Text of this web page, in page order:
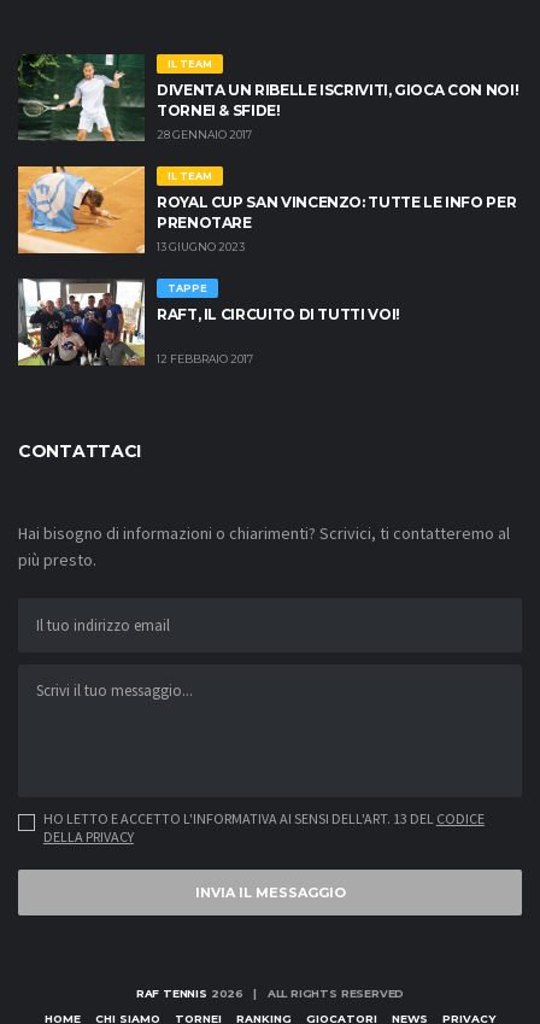
IL TEAM
DIVENTA UN RIBELLE ISCRIVITI, GIOCA CON NOI!
TORNEI & SFIDE!
28 GENNAIO 2017
IL TEAM
ROYAL CUP SAN VINCENZO: TUTTE LE INFO PER
PRENOTARE
13 GIUGNO 2023
TAPPE
RAFT, IL CIRCUITO DI TUTTI VOI!
12 FEBBRAIO 2017
CONTATTACI
Hai bisogno di informazioni o chiarimenti? Scrivici, ti contatteremo al
più presto.
HO LETTO E ACCETTO L'INFORMATIVA AI SENSI DELL'ART. 13 DEL CODICE
DELLA PRIVACY
INVIA IL MESSAGGIO
RAF TENNIS 2026 | ALL RIGHTS RESERVED
HOME
CHI SIAMO TORNEI RANKING GIOCATORI NEWS PRIVACY